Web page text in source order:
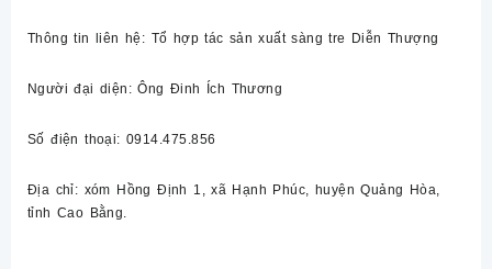
Thông tin liên hệ: Tổ hợp tác sản xuất sàng tre Diễn Thượng
Người đại diện: Ông Đinh Ích Thương
Số điện thoại: 0914.475.856
Địa chỉ: xóm Hồng Định 1, xã Hạnh Phúc, huyện Quảng Hòa,
tỉnh Cao Bằng.